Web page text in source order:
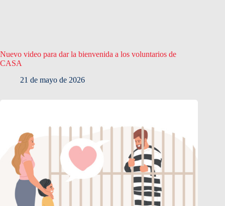
Nuevo video para dar la bienvenida a los voluntarios de
CASA
21 de mayo de 2026